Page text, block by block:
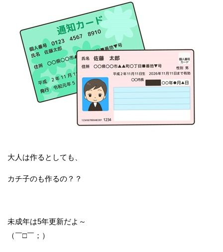
大人は作るとしても、
カチ子のも作るの？？
未成年は5年更新だよ～
（￣□￣；）